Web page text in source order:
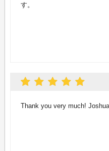
す。
Thank you very much! Joshua